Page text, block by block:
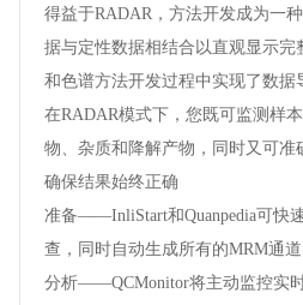
得益于RADAR，方法开发成为一
据与定性数据相结合以直观显示完
和色谱方法开发过程中实现了数据
在RADAR模式下，您既可监测样
物、杂质和降解产物，同时又可准
确保结果始终正确
准备——InliStart和Quanpedia可快
查，同时自动生成所有的MRM通
分析——QCMonitor将主动监控实